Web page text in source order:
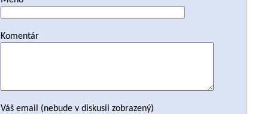
Komentár
Váš email (nebude v diskusii zobrazený)